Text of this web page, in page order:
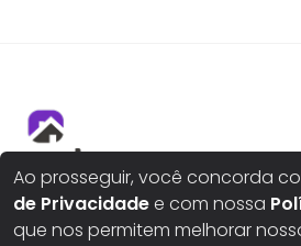
Ao prosseguir, você concorda
de Privacidadee com nossa
que nos permitem melhorar
Aqui seus sonhos ganham um novo